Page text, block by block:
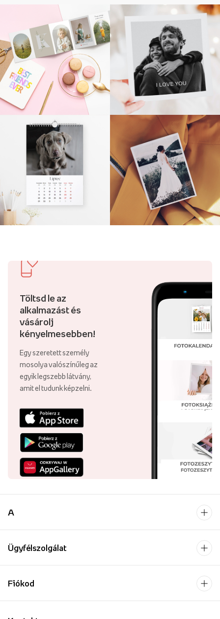
Töltsd le az
alkalmazást és
vásárolj
kényelmesebben!
Egy szeretett személy
mosolya valószínűleg az
egyik legszebb látvány,
amit el tudunk képzelni.
A
Ügyfélszolgálat
Fiókod